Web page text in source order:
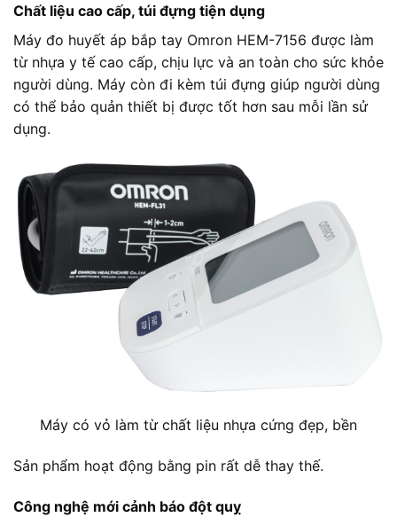
Chất liệu cao cấp, túi đựng tiện dụng
Máy đo huyết áp bắp tay Omron HEM-7156 được làm
từ nhựa y tế cao cấp, chịu lực và an toàn cho sức khỏe
người dùng. Máy còn đi kèm túi đựng giúp người dùng
có thể bảo quản thiết bị được tốt hơn sau mỗi lần sử
dụng.
Máy có vỏ làm từ chất liệu nhựa cứng đẹp, bền
Sản phẩm hoạt động bằng pin rất dễ thay thế.
Công nghệ mới cảnh báo đột quỵ